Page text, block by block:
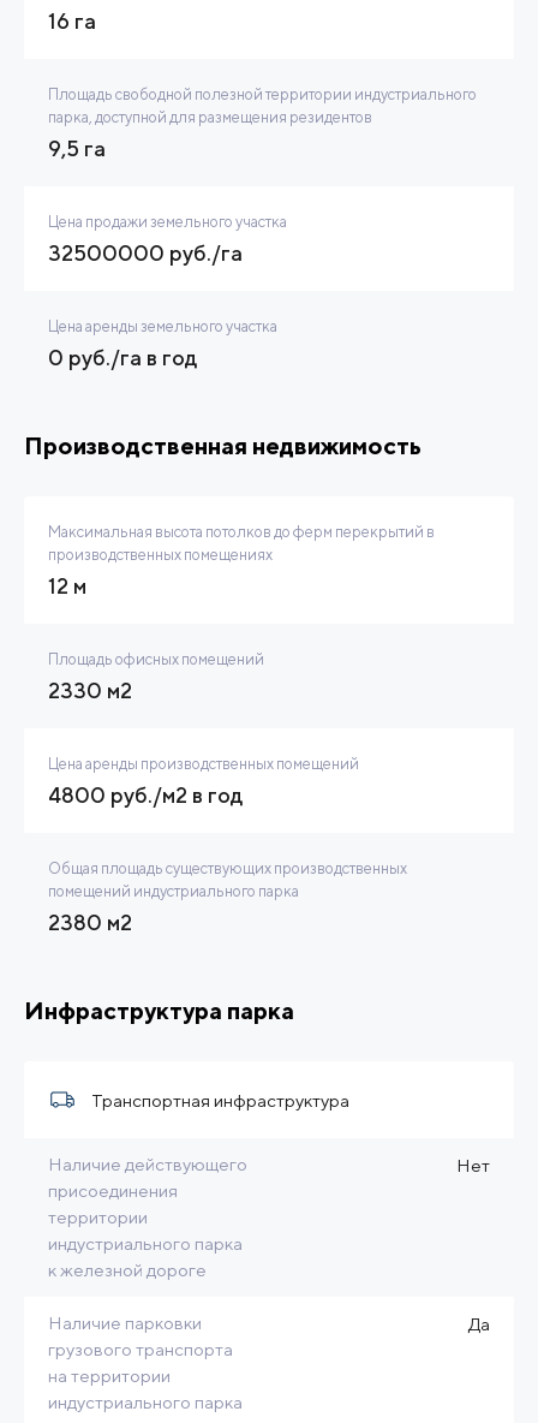
16 га
Площадь свободной полезной территории индустриального
парка, доступной для размещения резидентов
9,5 га
Цена продажи земельного участка
32500000 руб./га
Цена аренды земельного участка
0 руб./га в год
Производственная недвижимость
Максимальная высота потолков до ферм перекрытий в
производственных помещениях
12 м
Площадь офисных помещений
2330 м2
Цена аренды производственных помещений
4800 руб./м2 в год
Общая площадь существующих производственных
помещений индустриального парка
2380 м2
Инфраструктура парка
Транспортная инфраструктура
Наличие действующего
присоединения
территории
индустриального парка
к железной дороге
Нет
Наличие парковки
грузового транспорта
на территории
индустриального парка
Да